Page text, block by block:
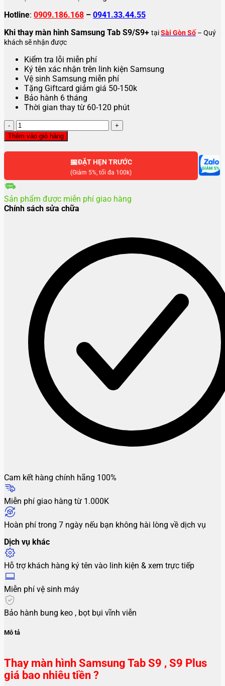
Hotline: 0909.186.168 – 0941.33.44.55
Khi thay màn hình Samsung Tab S9/S9+ tạiSài Gòn Số – Quý
khách sẽ nhận được
Kiểm tra lỗi miễn phí
Ký tên xác nhận trên linh kiện Samsung
Vệ sinh Samsung miễn phí
Tặng Giftcard giảm giá 50-150k
Bảo hành 6 tháng
Thời gian thay từ 60-120 phút
Thay
màn
hình
Samsung
,
Plus
số
Thêm vào giỏ hàng
📅ĐẶT HẸN TRƯỚC
(Giảm 5%, tối đa 100k)
Sản phẩm được miễn phí giao hàng
Chính sách sửa chữa
Cam kết hàng chính hãng 100%
Miễn phí giao hàng từ 1.000K
Hoàn phí trong 7 ngày nếu bạn không hài lòng về dịch vụ
Dịch vụ khác
Hỗ trợ khách hàng ký tên vào linh kiện & xem trực tiếp
Miễn phí vệ sinh máy
Bảo hành bung keo , bọt bụi vĩnh viễn
Mô tả
Thay màn hình Samsung Tab S9 , S9 Plus
giá bao nhiêu tiền ?